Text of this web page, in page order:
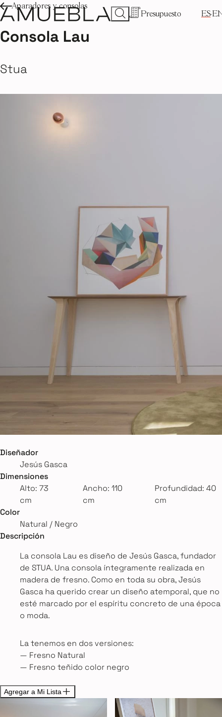
Presupuesto ES
Aparadores y consolas
Consola Lau
Stua
Diseñador
Jesús Gasca
Dimensiones
Alto: 73
cm
Ancho: 110
cm
Profundidad: 40
cm
Color
Natural / Negro
Descripción
La consola Lau es diseño de Jesús Gasca, fundador
de STUA. Una consola íntegramente realizada en
madera de fresno. Como en toda su obra, Jesús
Gasca ha querido crear un diseño atemporal, que no
esté marcado por el espíritu concreto de una época
o moda.
La tenemos en dos versiones:
— Fresno Natural
— Fresno teñido color negro
Agregar a Mi Lista